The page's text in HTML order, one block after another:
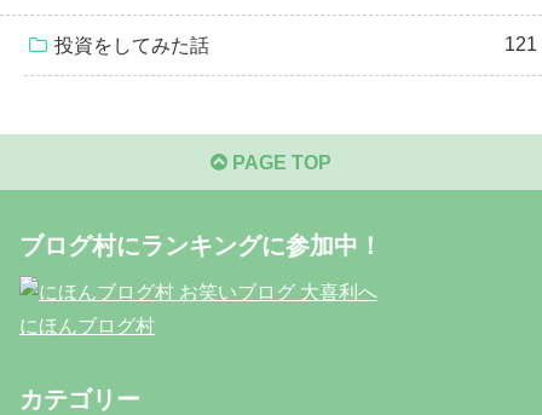
投資をしてみた話 121
PAGE TOP
ブログ村にランキングに参加中！
にほんブログ村
カテゴリー